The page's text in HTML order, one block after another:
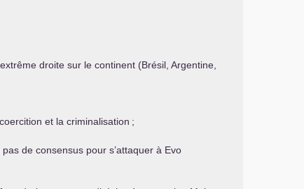
droite sur le continent (Brésil, Argentine,
et la criminalisation ;
de consensus pour s’attaquer à Evo